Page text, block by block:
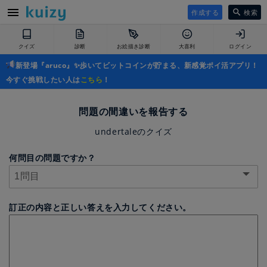
作成する 検索
クイズ 診断 お絵描き診断 大喜利 ログイン
新登場『aruco』✨歩いてビットコインが貯まる、新感覚ポイ活アプリ！
今すぐ挑戦したい人はこちら ！
問題の間違いを報告する
undertaleのクイズ
何問目の問題ですか？
訂正の内容と正しい答えを入力してください。